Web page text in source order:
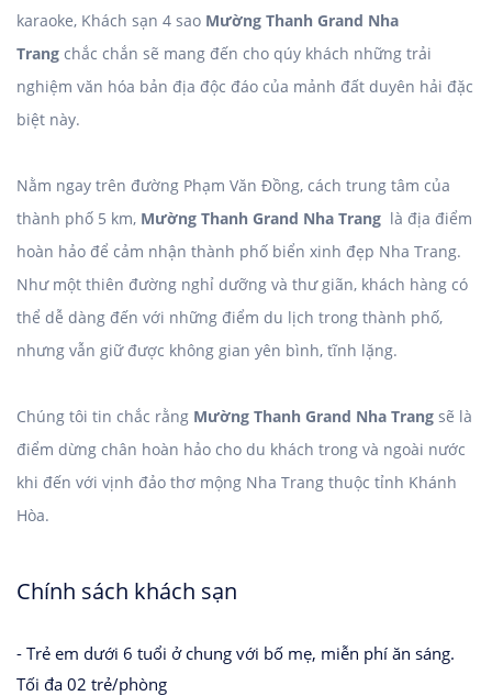
karaoke, Khách sạn 4 sao Mường Thanh Grand Nha
Trang chắc chắn sẽ mang đến cho qúy khách những trải
nghiệm văn hóa bản địa độc đáo của mảnh đất duyên hải đặc
biệt này.
Nằm ngay trên đường Phạm Văn Đồng, cách trung tâm của
thành phố 5 km, Mường Thanh Grand Nha Trang là địa điểm
hoàn hảo để cảm nhận thành phố biển xinh đẹp Nha Trang.
Như một thiên đường nghỉ dưỡng và thư giãn, khách hàng có
thể dễ dàng đến với những điểm du lịch trong thành phố,
nhưng vẫn giữ được không gian yên bình, tĩnh lặng.
Chúng tôi tin chắc rằng Mường Thanh Grand Nha Trang sẽ là
điểm dừng chân hoàn hảo cho du khách trong và ngoài nước
khi đến với vịnh đảo thơ mộng Nha Trang thuộc tỉnh Khánh
Hòa.
Chính sách khách sạn
- Trẻ em dưới 6 tuổi ở chung với bố mẹ, miễn phí ăn sáng.
Tối đa 02 trẻ/phòng